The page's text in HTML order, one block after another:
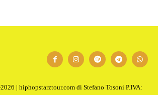
1
| hiphopstarztour.com di Stefano Tosoni P.IVA: